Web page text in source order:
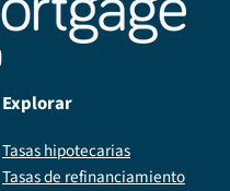
Explorar
Tasas hipotecarias
Tasas de refinanciamiento